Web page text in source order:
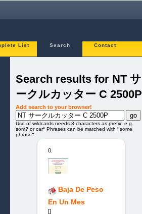
List Search Contact
Search results for NT サ
ークルカッター C 2500P
Add search to your browser!
Use of wildcards needs 3 characters as prefix. e.g.
som? or car* Phrases can be matched with "some
phrase".
0.
Baja De Peso
En Un Mes
[]